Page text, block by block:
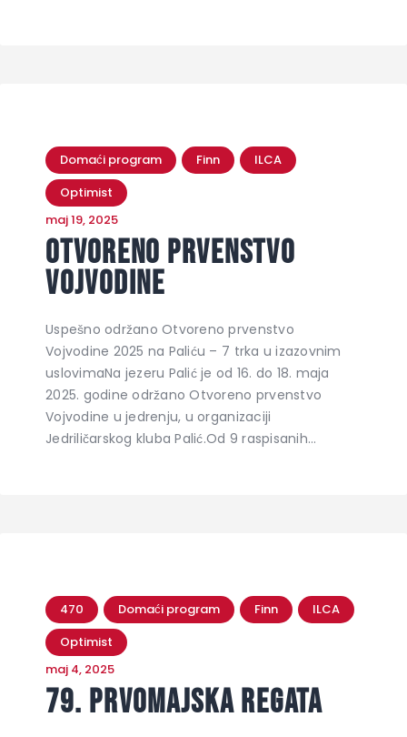
Domaći program Finn
ILCA
Optimist
maj 19, 2025
Otvoreno prvenstvo
Vojvodine
Uspešno održano Otvoreno prvenstvo
Vojvodine 2025 na Paliću – 7 trka u izazovnim
uslovimaNa jezeru Palić je od 16. do 18. maja
2025. godine održano Otvoreno prvenstvo
Vojvodine u jedrenju, u organizaciji
Jedriličarskog kluba Palić.Od 9 raspisanih…
470 Domaći program Finn
ILCA
Optimist
maj 4, 2025
79. Prvomajska regata